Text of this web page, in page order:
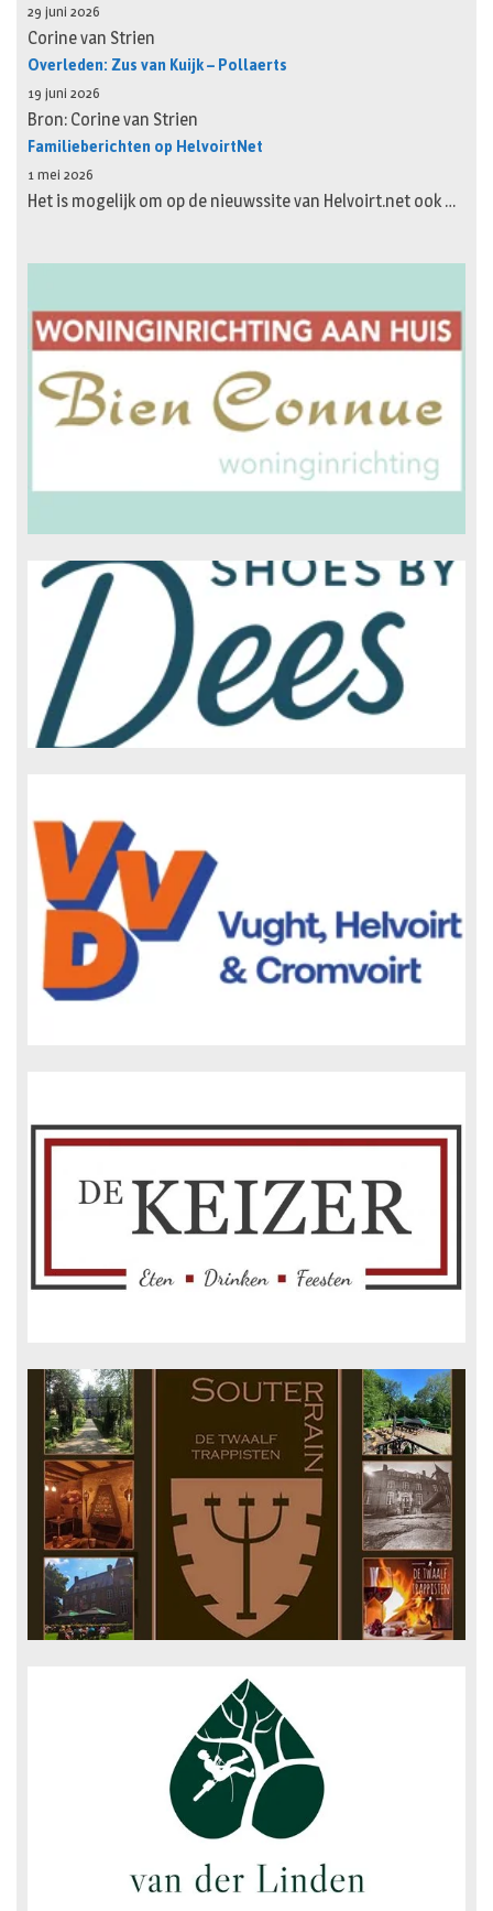
29 juni 2026
Corine van Strien
Overleden: Zus van Kuijk – Pollaerts
19 juni 2026
Bron: Corine van Strien
Familieberichten op HelvoirtNet
1 mei 2026
Het is mogelijk om op de nieuwssite van Helvoirt.net ook …